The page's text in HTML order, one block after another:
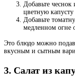
Добавьте чеснок
цветную капусту
Добавьте
медленном огне
Это блюдо можно
вкусным и сытным
3. Салат из